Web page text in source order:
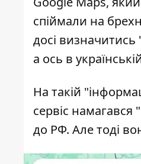
спіймали на
досі
а ось в
На такій
сервіс намагався
до РФ. Але тоді